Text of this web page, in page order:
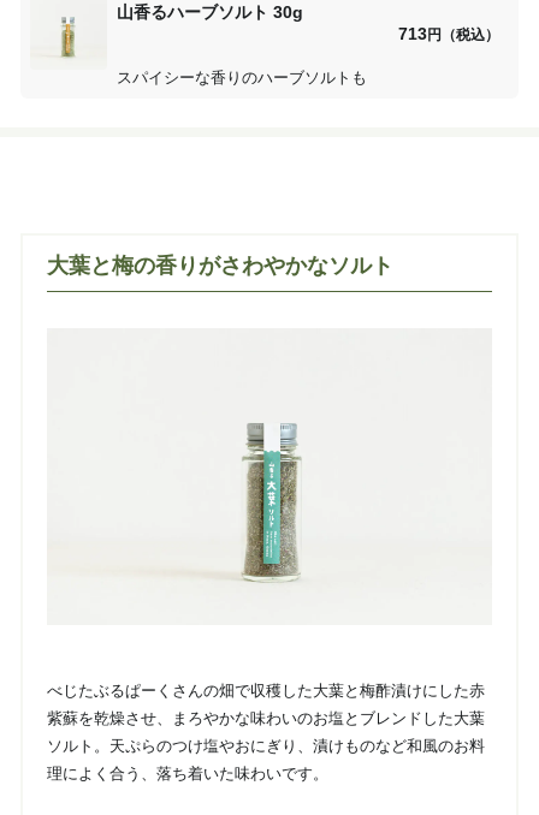
山香るハーブソルト 30g
713円（税込）
スパイシーな香りのハーブソルトも
大葉と梅の香りがさわやかなソルト
べじたぶるぱーくさんの畑で収穫した大葉と梅酢漬けにした赤
紫蘇を乾燥させ、まろやかな味わいのお塩とブレンドした大葉
ソルト。天ぷらのつけ塩やおにぎり、漬けものなど和風のお料
理によく合う、落ち着いた味わいです。